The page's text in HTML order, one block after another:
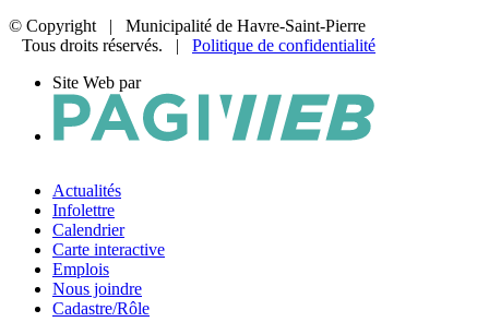
© Copyright
| Municipalité de Havre-Saint-Pierre
Tous droits réservés. | Politique de confidentialité
Site Web par
Actualités
Infolettre
Calendrier
Carte interactive
Emplois
Nous joindre
Cadastre/Rôle